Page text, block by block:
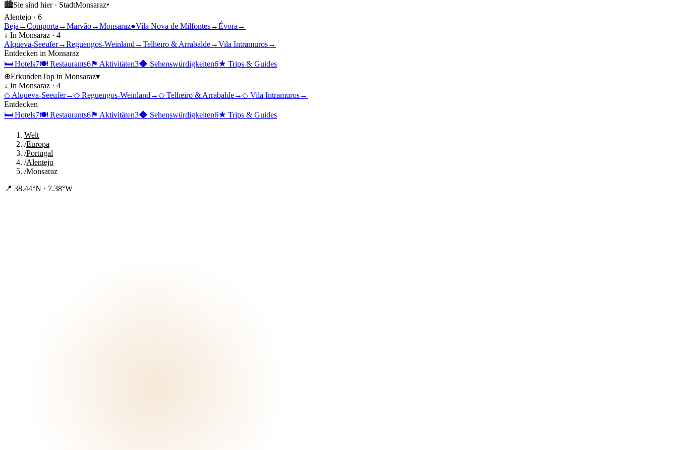
🏙Sie sind hier · StadtMonsaraz▾
Alentejo · 6
Beja →Comporta →Marvão→Monsaraz●Vila Nova de Milfontes→Évora →
↓ In Monsaraz · 4
Alqueva-Seeufer→Reguengos-Weinland →Telheiro & Arrabalde→Vila Intramuros→
Entdecken in Monsaraz
🛏 Hotels7🍽 Restaurants6⚑ Aktivitäten3◆ Sehenswürdigkeiten6★ Trips & Guides
⊕ErkundenTop in Monsaraz▾
↓ In Monsaraz · 4
◇ Alqueva-Seeufer→◇ Reguengos-Weinland →◇ Telheiro & Arrabalde→◇ Vila Intramuros→
Entdecken
🛏 Hotels7🍽 Restaurants6⚑ Aktivitäten3◆ Sehenswürdigkeiten6★ Trips & Guides
Welt
/Europa
/Portugal
/Alentejo
/Monsaraz
📍 38.44°N · 7.38°W